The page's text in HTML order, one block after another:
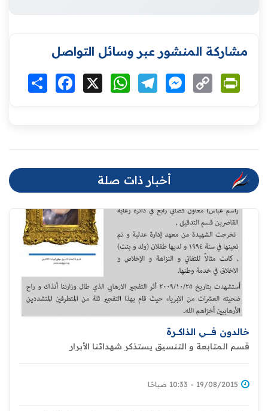
مشاركة المنشور عبر وسائل التواصل
انشر Facebook WhatsAppTelegramMessenger
Copy
Link
أخبار ذات صلة
خالدون فــــــــي الذاكـــرة
قسم المتابعة و التنسيق يستذكر شهدائنا الأبرار
19/08/2015 - 10:33 صباحًا